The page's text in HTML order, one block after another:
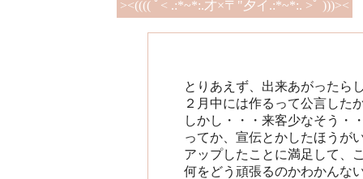
><(((( ﾟ< .:*~*:.才×〒"夕イ.:*~*:. >ﾟ )))><
とりあえず、出来あがったら
２月中には作るって公言し
しかし・・・来客少なそう・
ってか、宣伝とかしたほうが
アップしたことに満足して、
何をどう頑張るのかわかんな